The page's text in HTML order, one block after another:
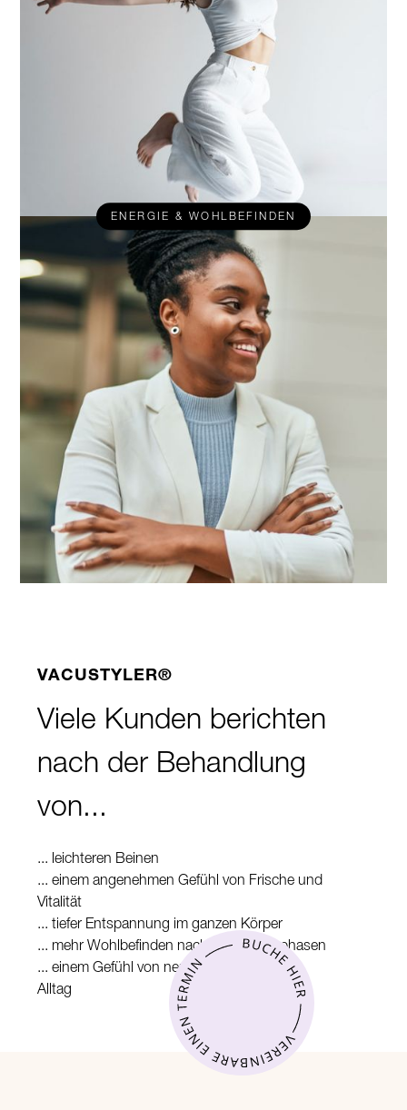
ENERGIE & WOHLBEFINDEN
VACUSTYLER®
Viele Kunden berichten
nach der Behandlung
von...
... leichteren Beinen
... einem angenehmen Gefühl von Frische und
Vitalität
... tiefer Entspannung im ganzen Körper
... mehr Wohlbefinden nach langen Sitzphasen
... einem Gefühl von neuer Energie für den
Alltag